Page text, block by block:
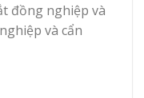
đồng nghiệp và
và cẩn